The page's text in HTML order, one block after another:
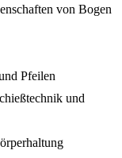
von Bogen
Pfeilen
und